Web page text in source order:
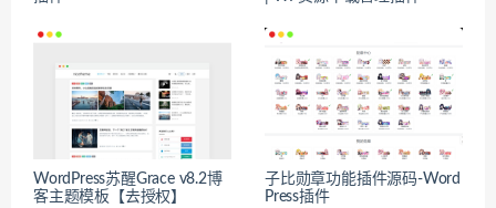
WordPress苏醒Grace v8.2博
客主题模板【去授权】
子比勋章功能插件源码-Word
Press插件